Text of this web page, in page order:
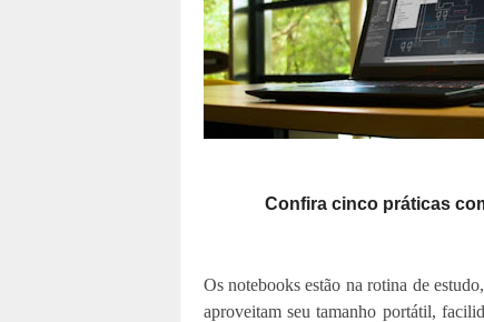
Confira cinco práticas
Os notebooks estão na rotina de
aproveitam seu tamanho portátil,